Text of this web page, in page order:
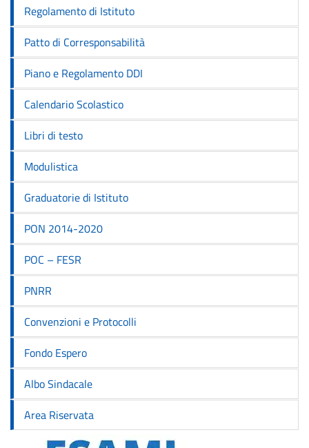
Regolamento di Istituto
Patto di Corresponsabilità
Piano e Regolamento DDI
Calendario Scolastico
Libri di testo
Modulistica
Graduatorie di Istituto
PON 2014-2020
POC – FESR
PNRR
Convenzioni e Protocolli
Fondo Espero
Albo Sindacale
Area Riservata